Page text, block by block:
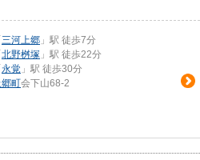
三河上郷 」駅 徒歩7分
北野桝塚 」駅 徒歩22分
永覚 」駅 徒歩30分
町会下山68-2